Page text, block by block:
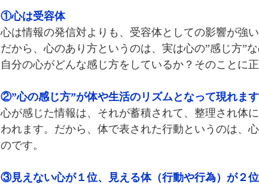
①心は受容体
心は情報の発信対よりも、受容体としての影響が強い
だから、心のあり方というのは、実は心の”感じ方”な
自分の心がどんな感じ方をしているか？そのことに
②”心の感じ方”が体や生活のリズムとなって現れます
心が感じた情報は、それが蓄積されて、整理され体
われます。だから、体で表された行動というのは、
のです。
③見えない心が１位、見える体（行動や行為）が２位